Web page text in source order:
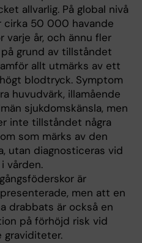
allvarlig. På global nivå
cirka 50 000 havande
varje år, och ännu fler
grund av tillståndet
allt utmärks av ett
blodtryck. Symptom
huvudvärk, illamående
sjukdomskänsla, men
inte tillståndet några
som märks av den
utan diagnosticeras vid
vården.
är
men att en
drabbats är också en
på förhöjd risk vid
graviditeter.